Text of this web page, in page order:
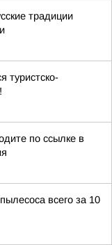
традиции
туристско-
по ссылке в
всего за 10